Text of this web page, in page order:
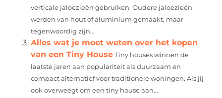
verticale jaloezieën gebruiken. Oudere jaloezieën
werden van hout of aluminium gemaakt, maar
tegenwoordig zijn...
Alles wat je moet weten over het kopen
van een Tiny House Tiny houses winnen de
laatste jaren aan populariteit als duurzaam en
compact alternatief voor traditionele woningen. Als jij
ook overweegt om een tiny house aan...